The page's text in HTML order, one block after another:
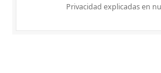
Privacidad explicadas en